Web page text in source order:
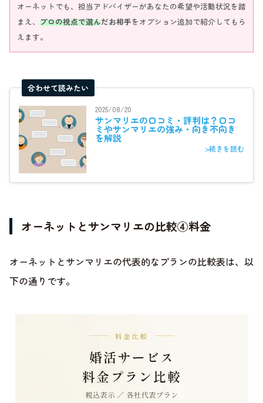
オーネットでも、担当アドバイザーがあなたの希望や活動状況を踏
まえ、 プロの視点で選んだお相手をオプション追加で紹介してもら
えます。
合わせて読みたい
2025/08/20
サンマリエの口コミ・評判は？口コ
ミやサンマリエの強み・向き不向き
を解説
>続きを読む
オーネットとサンマリエの比較④料金
オーネットとサンマリエの代表的なプランの比較表は、以
下の通りです。